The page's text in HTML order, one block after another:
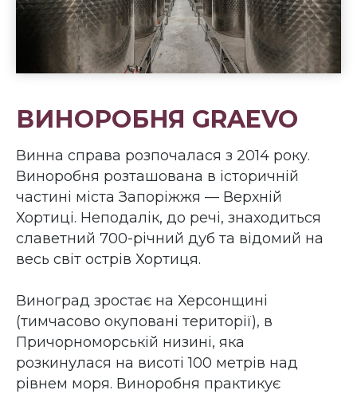
ВИНОРОБНЯ GRAEVO
Винна справа розпочалася з 2014 року.
Виноробня розташована в історичній
частині міста Запоріжжя — Верхній
Хортиці. Неподалік, до речі, знаходиться
славетний 700-річний дуб та відомий на
весь світ острів Хортиця.
Виноград зростає на Херсонщині
(тимчасово окуповані території), в
Причорноморській низині, яка
розкинулася на висоті 100 метрів над
рівнем моря. Виноробня практикує